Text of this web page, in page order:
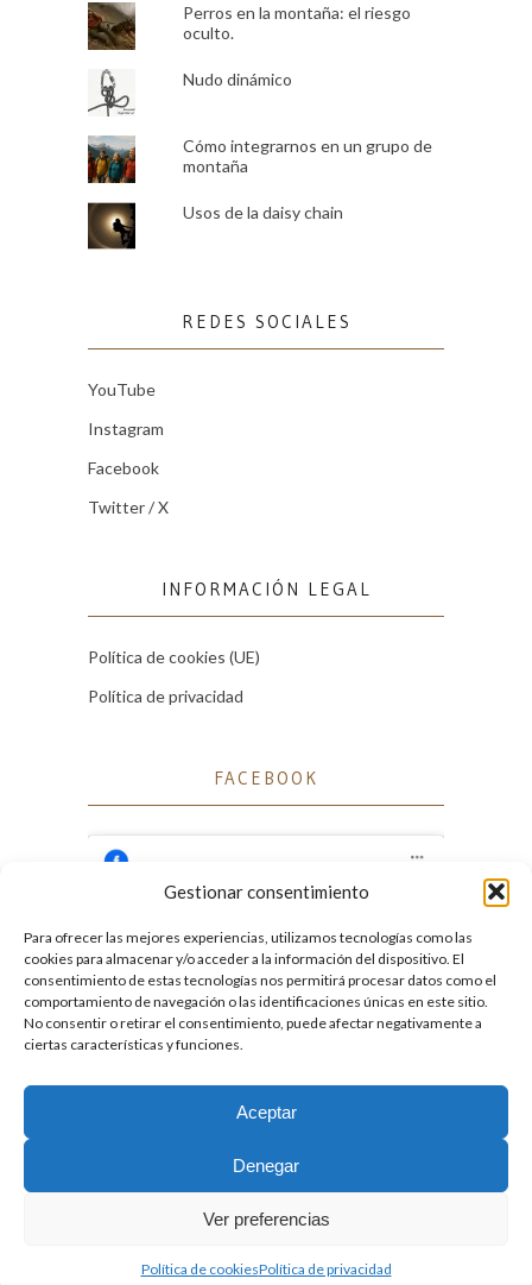
Gestionar consentimiento
Para ofrecer las mejores experiencias, utilizamos tecnologías como las
cookies para almacenar y/o acceder a la información del dispositivo. El
consentimiento de estas tecnologías nos permitirá procesar datos como el
comportamiento de navegación o las identificaciones únicas en este sitio.
No consentir o retirar el consentimiento, puede afectar negativamente a
ciertas características y funciones.
Aceptar
Denegar
Ver preferencias
Política de cookiesPolítica de privacidad
Perros en la montaña: el riesgo
oculto.
Nudo dinámico
Cómo integrarnos en un grupo de
montaña
Usos de la daisy chain
REDES SOCIALES
YouTube
Instagram
Facebook
Twitter / X
INFORMACIÓN LEGAL
Política de cookies (UE)
Política de privacidad
FACEBOOK
Facebook
Haz clic para aceptar cookies de marketing
y permitir este contenido